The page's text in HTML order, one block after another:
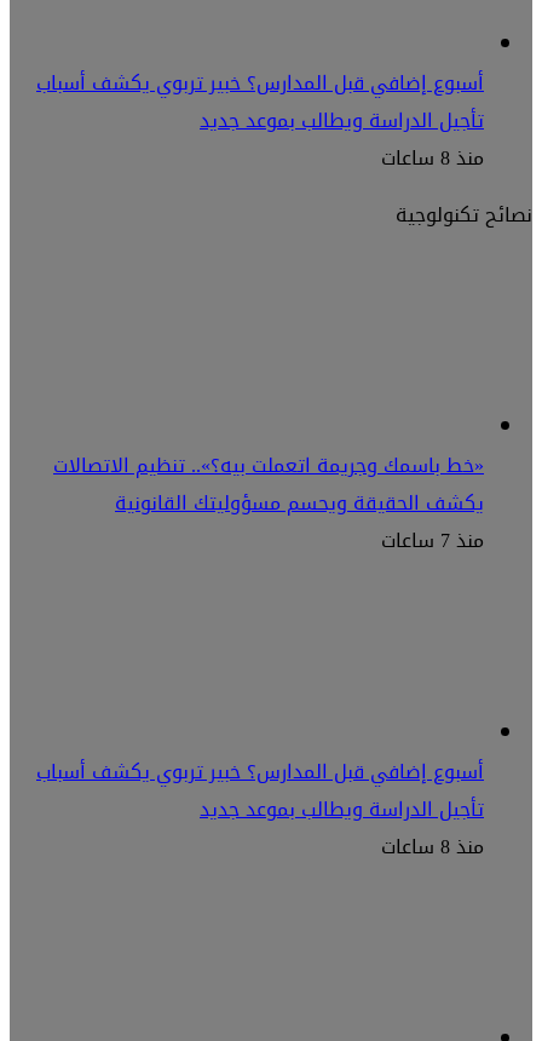
أسبوع إضافي قبل المدارس؟ خبير تربوي يكشف أسباب
تأجيل الدراسة ويطالب بموعد جديد
منذ 8 ساعات
نصائح تكنولوجية
«خط باسمك وجريمة اتعملت بيه؟».. تنظيم الاتصالات
يكشف الحقيقة ويحسم مسؤوليتك القانونية
منذ 7 ساعات
أسبوع إضافي قبل المدارس؟ خبير تربوي يكشف أسباب
تأجيل الدراسة ويطالب بموعد جديد
منذ 8 ساعات